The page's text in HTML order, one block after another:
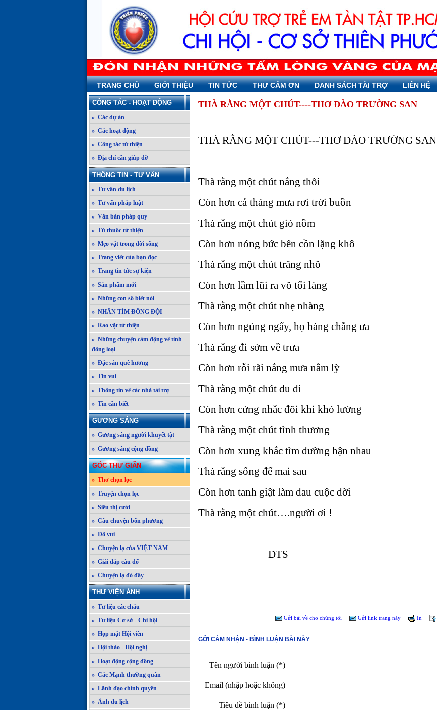
TRANG CHỦ GIỚI THIỆU TIN TỨC THƯ CẢM ƠN DANH SÁCH TÀI TRỢ LIÊN HỆ
CÔNG TÁC - HOẠT ĐỘNG
» Các dự án
» Các hoạt động
» Công tác từ thiện
» Địa chỉ cần giúp đỡ
THÔNG TIN - TƯ VẤN
» Tư vấn du lịch
» Tư vấn pháp luật
» Văn bản pháp quy
» Tủ thuốc từ thiện
» Mẹo vặt trong đời sống
» Trang viết của bạn đọc
» Trang tin tức sự kiện
» Sản phẩm mới
» Những con số biết nói
» NHẮN TÌM ĐỒNG ĐỘI
» Rao vặt từ thiện
» Những chuyện cảm động về tình
đồng loại
» Đặc sản quê hương
» Tin vui
» Thông tin về các nhà tài trợ
» Tin cần biết
GƯƠNG SÁNG
» Gương sáng người khuyết tật
» Gương sáng cộng đồng
GÓC THƯ GIÃN
» Thơ chọn lọc
» Truyện chọn lọc
» Siêu thị cười
» Câu chuyện bốn phương
» Đố vui
» Chuyện lạ của VIỆT NAM
» Giải đáp câu đố
» Chuyện lạ đó đây
THƯ VIỆN ẢNH
» Tư liệu các cháu
» Tư liệu Cơ sở - Chi hội
» Họp mặt Hội viên
» Hội thảo - Hội nghị
» Hoạt động cộng đồng
» Các Mạnh thường quân
» Lãnh đạo chính quyền
» Ảnh du lịch
THÀ RẰNG MỘT CHÚT----THƠ ĐÀO TRƯỜNG SAN
THÀ RẰNG MỘT CHÚT---THƠ ĐÀO TRƯỜNG SAN
Thà rằng một chút nắng thôi
Còn hơn cả tháng mưa rơi trời buồn
Thà rằng một chút gió nồm
Còn hơn nóng bức bên cồn lặng khô
Thà rằng một chút trăng nhô
Còn hơn lầm lũi ra vô tối làng
Thà rằng một chút nhẹ nhàng
Còn hơn ngúng ngẩy, họ hàng chẳng ưa
Thà rằng đi sớm về trưa
Còn hơn rỗi rãi nắng mưa nằm lỳ
Thà rằng một chút du di
Còn hơn cứng nhắc đôi khi khó lường
Thà rằng một chút tình thương
Còn hơn xung khắc tìm đường hận nhau
Thà rằng sống để mai sau
Còn hơn tanh giật làm đau cuộc đời
Thà rằng một chút….người ơi !
ĐTS
Gửi bài về cho chúng tôi Gửi link trang này In
GỞI CẢM NHẬN - BÌNH LUẬN BÀI NÀY
Tên người bình luận (*)
Email (nhập hoặc không)
Tiêu đề bình luận (*)